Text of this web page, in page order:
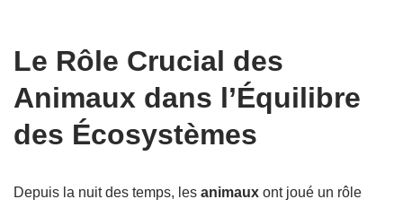
Le Rôle Crucial des
Animaux dans l’Équilibre
des Écosystèmes
Depuis la nuit des temps, les animaux ont joué un rôle